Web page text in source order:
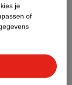
Nature
je
of